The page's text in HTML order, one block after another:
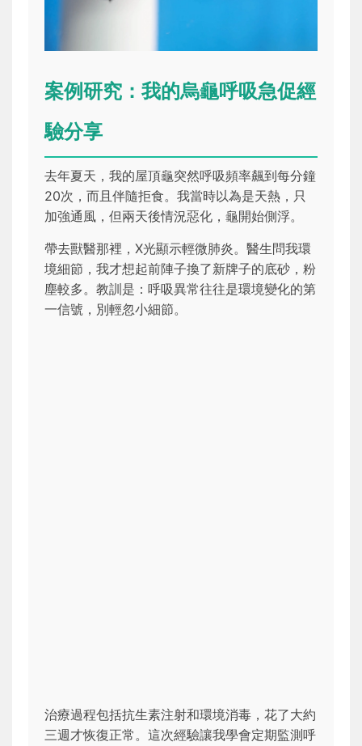
案例研究：我的烏龜呼吸急促經
驗分享
去年夏天，我的屋頂龜突然呼吸頻率飆到每分鐘
20次，而且伴隨拒食。我當時以為是天熱，只
加強通風，但兩天後情況惡化，龜開始側浮。
帶去獸醫那裡，X光顯示輕微肺炎。醫生問我環
境細節，我才想起前陣子換了新牌子的底砂，粉
塵較多。教訓是：呼吸異常往往是環境變化的第
一信號，別輕忽小細節。
治療過程包括抗生素注射和環境消毒，花了大約
三週才恢復正常。這次經驗讓我學會定期監測呼